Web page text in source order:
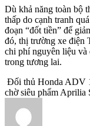
Dù khả năng toàn bộ
thấp do cạnh tranh
đoạn “đốt tiền” để
đó, thị trường xe điện
chi phí nguyên liệu và
trong tương lai.
Đối thủ Honda ADV
chờ siêu phẩm Aprilia